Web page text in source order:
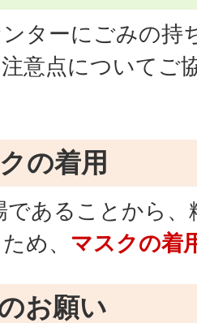
ターにごみの持
意点についてご
の着用
であることから
め、 マスクの着
お願い